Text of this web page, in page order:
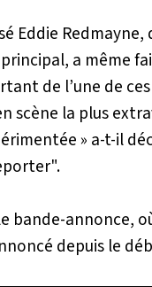
Eddie
a même
de l’une de
scène la plus
» a-t-il
bande-annonce,
depuis le